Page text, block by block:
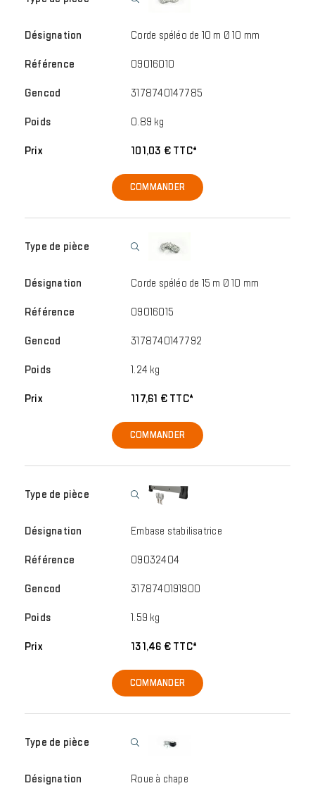
Corde spéléo de 10 m Ø 10 mm
09016010
3178740147785
0.89 kg
101,03 € TTC*
COMMANDER
Corde spéléo de 15 m Ø 10 mm
09016015
3178740147792
1.24 kg
117,61 € TTC*
COMMANDER
Embase stabilisatrice
09032404
3178740191900
1.59 kg
131,46 € TTC*
COMMANDER
Roue à chape